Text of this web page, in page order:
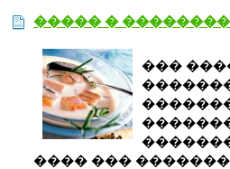
����� �
���
���� ��� �������